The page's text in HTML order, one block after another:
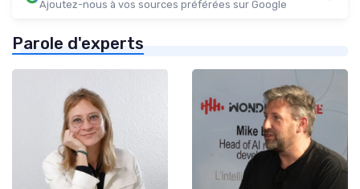
Ajoutez-nous à vos sources préférées sur Google
Parole d'experts